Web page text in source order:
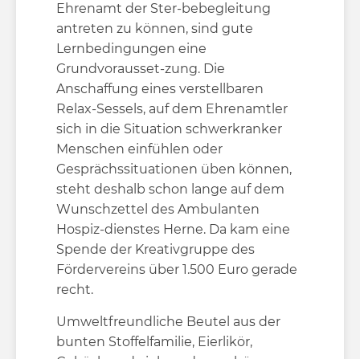
Ehrenamt der Ster-bebegleitung
antreten zu können, sind gute
Lernbedingungen eine
Grundvorausset-zung. Die
Anschaffung eines verstellbaren
Relax-Sessels, auf dem Ehrenamtler
sich in die Situation schwerkranker
Menschen einfühlen oder
Gesprächssituationen üben können,
steht deshalb schon lange auf dem
Wunschzettel des Ambulanten
Hospiz-dienstes Herne. Da kam eine
Spende der Kreativgruppe des
Fördervereins über 1.500 Euro gerade
recht.
Umweltfreundliche Beutel aus der
bunten Stoffelfamilie, Eierlikör,